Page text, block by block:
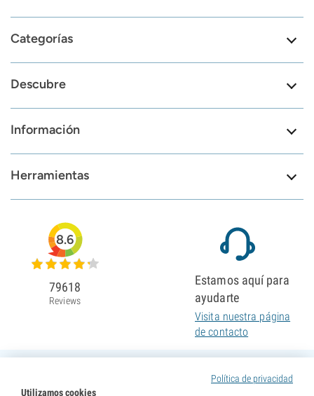
Categorías
Descubre
Información
Herramientas
Política de privacidad
Utilizamos cookies
8.6
79618
Reviews
Estamos aquí para
ayudarte
Visita nuestra página
de contacto